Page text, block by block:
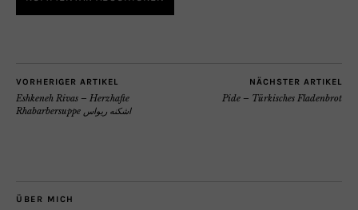
VORHERIGER ARTIKEL
Eshkeneh Rivas – Herzhafte
Rhabarbersuppe اشكنه ريواس
NÄCHSTER ARTIKEL
Pide – Türkisches Fladenbrot
ÜBER MICH